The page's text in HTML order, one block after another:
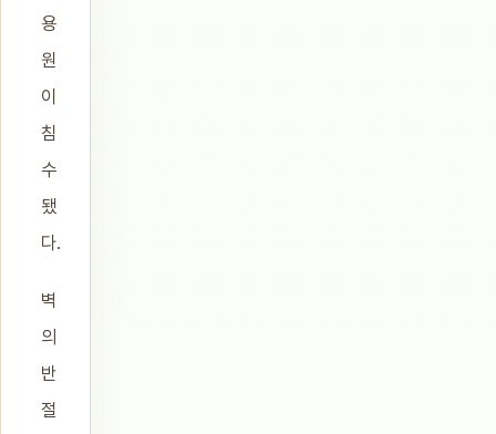
용
원
이
침
수
됐
다.
벽
의
반
절